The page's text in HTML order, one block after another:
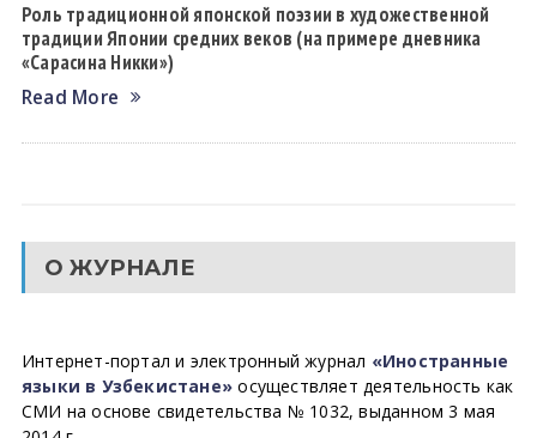
Роль традиционной японской поэзии в художественной
традиции Японии средних веков (на примере дневника
«Сарасина Никки»)
Read More
О ЖУРНАЛЕ
Интернет-портал и электронный журнал «Иностранные
языки в Узбекистане» осуществляет деятельность как
СМИ на основе свидетельства № 1032, выданном 3 мая